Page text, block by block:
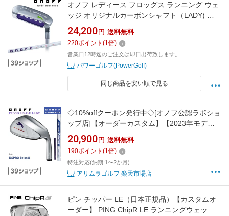
オノフ レディース フロッグス ランニング ウェ
ッジ オリジナルカーボンシャフト（LADY) ワ
ンフレックス【23】
24,200 円 送料無料
220ポイント (1倍)
営業日12時迄のご注文は即日出荷致します。
パワーゴルフ(PowerGolf)
同じ商品を安い順で見る
◇10%offクーポン発行中◇[オノフ公認ラボショ
ップ店]【オーダーカスタム】【2023年モデ
ル】オノフ レディース ウェッジ フロッグス リ
ープ 2 N.S.PRO ZELOS 8 ONOFF LADY
WEDGE FROG'S LEAP-2 51° 58° 64° やさしい
お助け バンカーが苦手な方に♪【2021年継続モ
デル】
20,900 円 送料無料
190ポイント (1倍)
特注対応(納期:1〜2か月)
アリムラゴルフ 楽天市場店
ピン チッパー LE（日本正規品）【カスタムオ
ーダー】 PING ChipR LE ランニングウェッジ